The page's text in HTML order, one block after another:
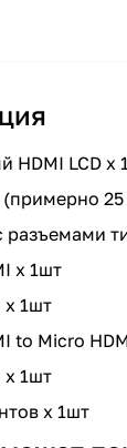
HDMI LCD x
(примерно
разъемами
x 1шт
x 1шт
to Micro
x 1шт
x 1шт